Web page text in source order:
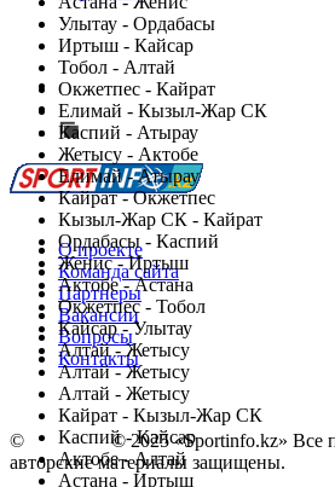
Улытау - Ордабасы
Иртыш - Кайсар
Тобол - Алтай
Окжетпес - Кайрат
Елимай - Кызыл-Жар СК
Каспий - Атырау
Жетысу - Актобе
Елимай - Атырау
Кайрат - Окжетпес
Кызыл-Жар СК - Кайрат
Ордабасы - Каспий
Женис - Иртыш
Актобе - Астана
Окжетпес - Тобол
Кайсар - Улытау
Алтай - Жетысу
Алтай - Жетысу
Алтай - Жетысу
Кайрат - Кызыл-Жар СК
Каспий - Кайсар
Актобе - Алтай
Астана - Иртыш
Есть идея?
Сообщить о мероприятии
Перейти на старый сайт
О проекте
Команда сайта
Партнеры
Вакансии
Вопросы
Контакты
© Copyright© 2025 «Sportinfo.kz» Все
авторские материалы защищены.